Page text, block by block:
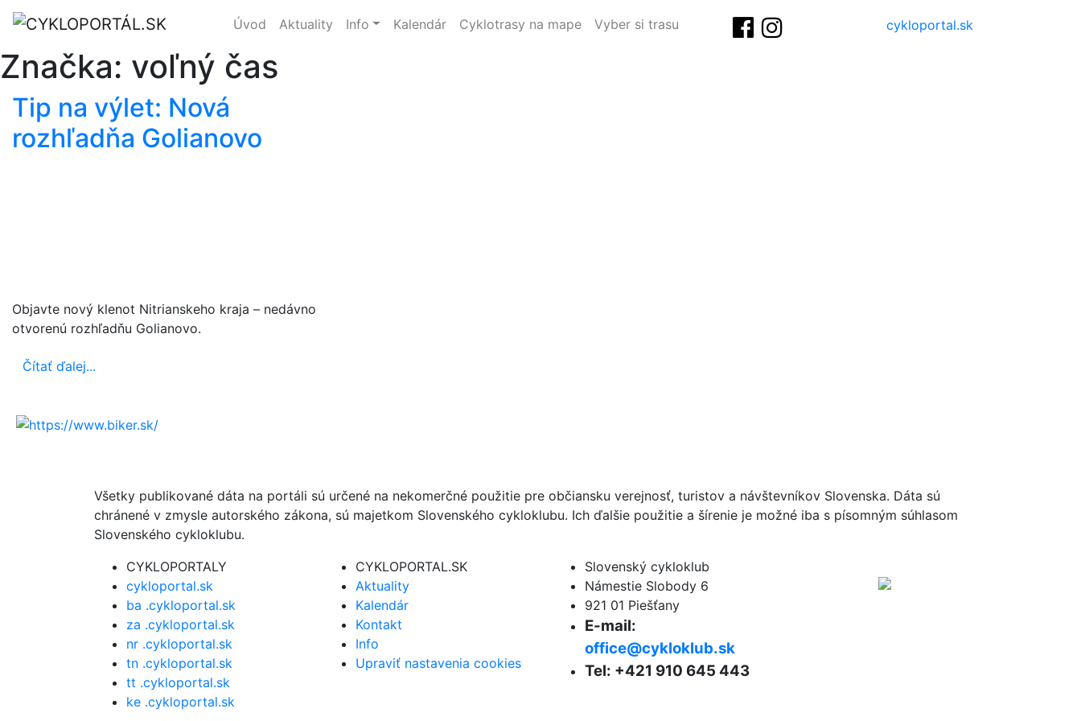
Úvod Aktuality Info Kalendár Cyklotrasy na mape Vyber si trasu cykloportal.sk
Značka: voľný čas
Tip na výlet: Nová
rozhľadňa Golianovo
Objavte nový klenot Nitrianskeho kraja – nedávno
otvorenú rozhľadňu Golianovo.
Čítať ďalej...
Všetky publikované dáta na portáli sú určené na nekomerčné použitie pre občiansku verejnosť, turistov a návštevníkov Slovenska. Dáta sú
chránené v zmysle autorského zákona, sú majetkom Slovenského cykloklubu. Ich ďalšie použitie a šírenie je možné iba s písomným súhlasom
Slovenského cykloklubu.
CYKLOPORTALY
cykloportal.sk
ba .cykloportal.sk
za .cykloportal.sk
nr .cykloportal.sk
tn .cykloportal.sk
tt .cykloportal.sk
ke .cykloportal.sk
CYKLOPORTAL.SK
Aktuality
Kalendár
Kontakt
Info
Upraviť nastavenia cookies
Slovenský cykloklub
Námestie Slobody 6
921 01 Piešťany
E-mail:
office@cykloklub.sk
Tel: +421 910 645 443